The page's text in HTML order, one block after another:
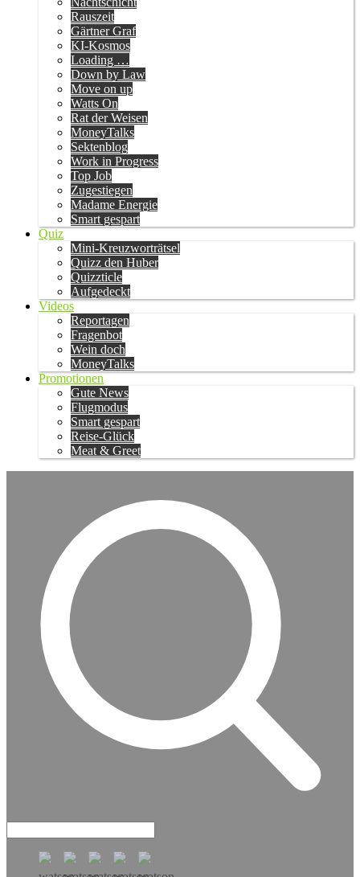
Rauszeit
Gärtner Graf
KI-Kosmos
Loading …
Down by Law
Move on up
Watts On
Rat der Weisen
MoneyTalks
Sektenblog
Work in Progress
Top Job
Zugestiegen
Madame Energie
Smart gespart
Quiz
Mini-Kreuzworträtsel
Quizz den Huber
Quizzticle
Aufgedeckt
Videos
Reportagen
Fragenbot
Wein doch
MoneyTalks
Promotionen
Gute News
Flugmodus
Smart gespart
Reise-Glück
Meat & Greet